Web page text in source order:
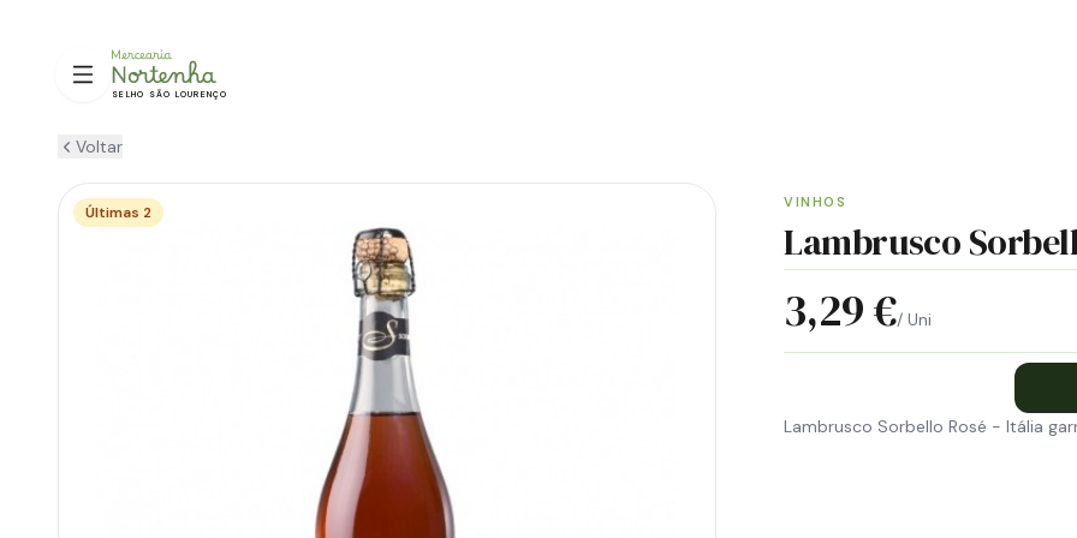
SELHO SÃO LOURENÇO
Voltar
Últimas 2
VINHOS
Lambrusco
3,29 €/ Uni
Lambrusco Sorbello Rosé - Itália